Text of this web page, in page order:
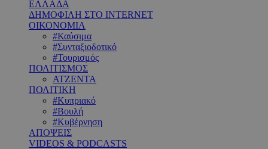
ΕΛΛΑΔΑ
ΔΗΜΟΦΙΛΗ ΣΤΟ INTERNET
ΟΙΚΟΝΟΜΙΑ
#Καύσιμα
#Συνταξιοδοτικό
#Τουρισμός
ΠΟΛΙΤΙΣΜΟΣ
ΑΤΖΕΝΤΑ
ΠΟΛΙΤΙΚΗ
#Κυπριακό
#Βουλή
#Κυβέρνηση
ΑΠΟΨΕΙΣ
VIDEOS & PODCASTS